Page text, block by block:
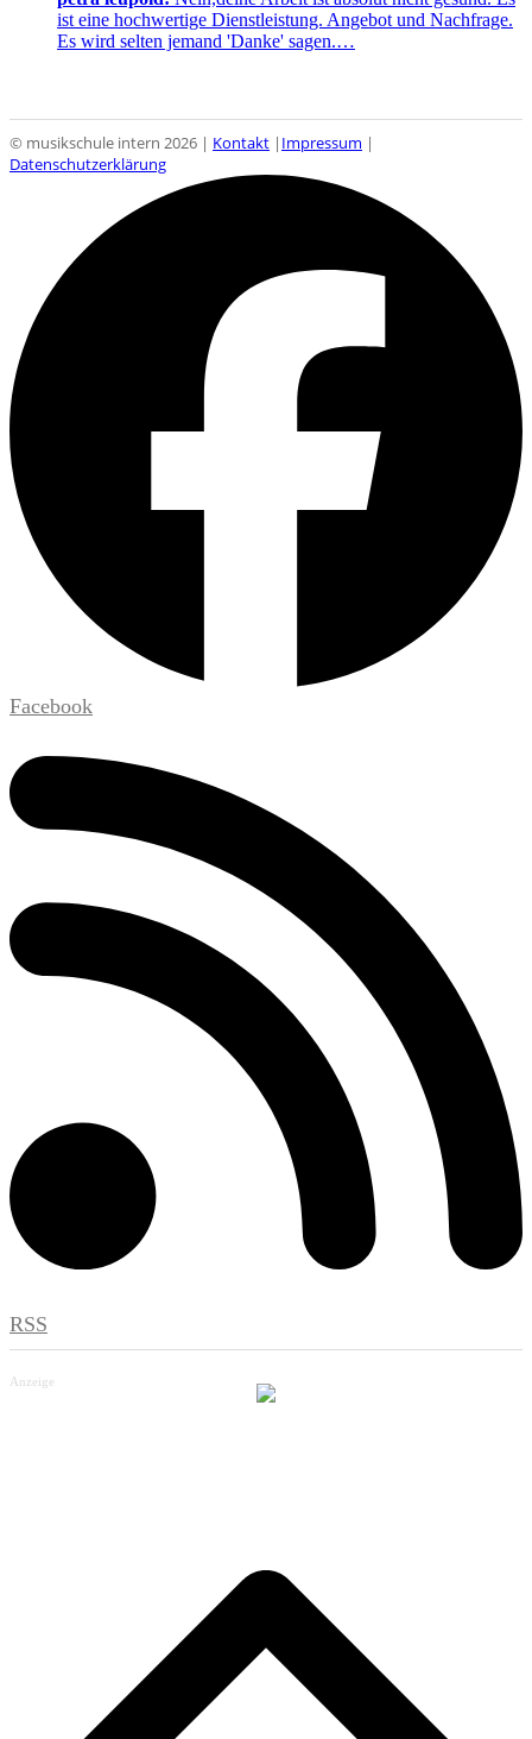
ist eine hochwertige Dienstleistung. Angebot und Nachfrage.
Es wird selten jemand 'Danke' sagen.…
© musikschule intern 2026 | Kontakt | Impressum |
Datenschutzerklärung
Facebook
RSS
Anzeige